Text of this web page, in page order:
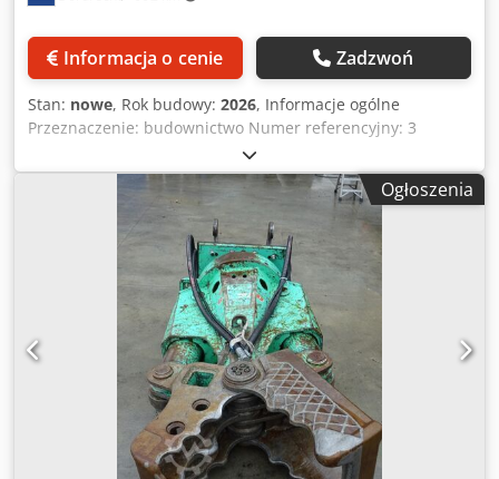
Informacja o cenie Zadzwoń
Stan: nowe, Rok budowy: 2026, Informacje ogólne
Przeznaczenie: budownictwo Numer referencyjny: 3
Dedpfx Ajyz R U Ueniskr Masy Masa własna: 300 kg
Funkcjonalność Wymiary przestrzeni ładunkowej: 120 x 80
x 60 cm Certyfikat CE: tak Stan Stan ogólny: bardzo dobry
Stan techniczny: bardzo dobry Stan wizualny: bardzo
dobry Dodatkowe informacje Kompatybilny z
następującymi maszynami: 2,5-7 ton Warunki dostawy:
EXW Ciśnienie robocze: 200 bar Siła skrawania: 200 kN
Wymagany przepływ hydrauliczny: 70 l/min Kraj produkcji:
Korea Południowa Dodatkowe informacje W celu uzyskania
dodatkowych informacji prosimy o kontakt z Ö. Inalkac.
Ogłoszenia